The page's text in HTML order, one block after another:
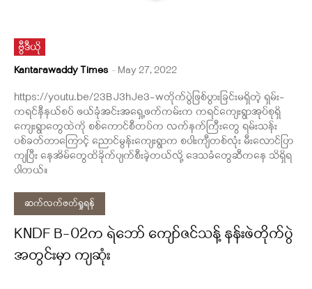
ဗွီဒီယို
Kantarawaddy Times - May 27, 2022
https://youtu.be/23BJ3hJe3-wတိုက်ပွဲဖြစ်ပွားခြင်းမရှိတဲ့ ရှမ်း-
ကရင်နီနယ်စပ် ဖယ်ခုံအင်းအရှေ့ဖက်ကမ်းက ကရင်ကျေးရွာအုပ်စုရှိ
ကျေးရွာတွေထဲကို စစ်ကောင်စီတပ်က လက်နက်ကြီးတွေ ရမ်းသန်း
ပစ်ခတ်တာကြောင့် ညောင်မွန်းကျေးရွာက စပါးကျီတစ်လုံး မီးလောင်ပြာ
ကျပြီး နေအိမ်တွေထိခိုက်ပျက်စီးခဲ့တယ်လို့ ဒေသခံတွေဆီကနေ သိရှိရ
ပါတယ်။
ဆက်လက်ဖတ်ရှုရန်
KNDF B-02က ရဲဘော် ကျော်ဇင်သန့် နန်းဖဲတိုက်ပွဲ
အတွင်းမှာ ကျဆုံး